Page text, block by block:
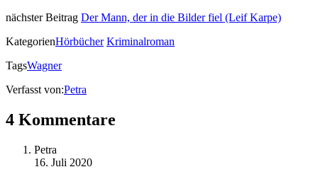
nächster Beitrag Der Mann, der in die Bilder fiel (Leif Karpe)
KategorienHörbücher Kriminalroman
TagsWagner
Verfasst von:Petra
4 Kommentare
Petra
16. Juli 2020